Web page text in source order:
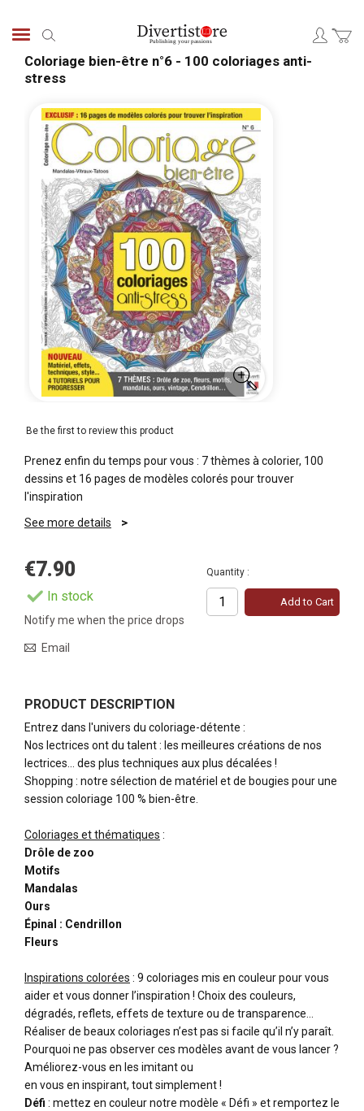
Coloriage bien-être n°6 - 100 coloriages anti-
stress
images
gallery
Be the first to review this product
Prenez enfin du temps pour vous : 7 thèmes à colorier, 100
dessins et 16 pages de modèles colorés pour trouver
l'inspiration
See more details
€7.90
In stock
Quantity :
Add to Cart
Notify me when the price drops
Email
PRODUCT DESCRIPTION
Entrez dans l'univers du coloriage-détente :
Nos lectrices ont du talent : les meilleures créations de nos
lectrices... des plus techniques aux plus décalées !
Shopping : notre sélection de matériel et de bougies pour une
session coloriage 100 % bien-être.
Coloriages et thématiques :
Drôle de zoo
Motifs
Mandalas
Ours
Épinal : Cendrillon
Fleurs
Inspirations colorées : 9 coloriages mis en couleur pour vous
aider et vous donner l’inspiration ! Choix des couleurs,
dégradés, reflets, effets de texture ou de transparence...
Réaliser de beaux coloriages n’est pas si facile qu’il n’y paraît.
Pourquoi ne pas observer ces modèles avant de vous lancer ?
Améliorez-vous en les imitant ou
en vous en inspirant, tout simplement !
Défi : mettez en couleur notre modèle « Défi » et remportez le